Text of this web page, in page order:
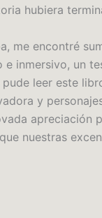
hubiera
me encontré
inmersivo, un
leer este
y
apreciación
nuestras